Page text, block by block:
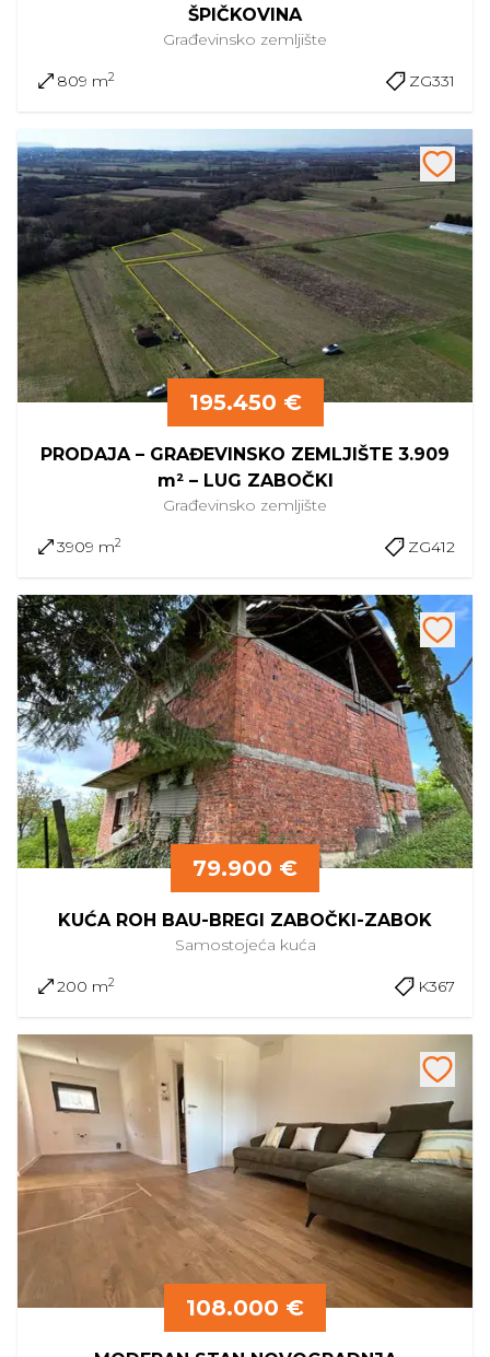
ŠPIČKOVINA
Građevinsko zemljište
809 m2 ZG331
195.450 €
PRODAJA – GRAĐEVINSKO ZEMLJIŠTE 3.909
m² – LUG ZABOČKI
Građevinsko zemljište
3909 m2 ZG412
79.900 €
KUĆA ROH BAU-BREGI ZABOČKI-ZABOK
Samostojeća kuća
200 m2 K367
108.000 €